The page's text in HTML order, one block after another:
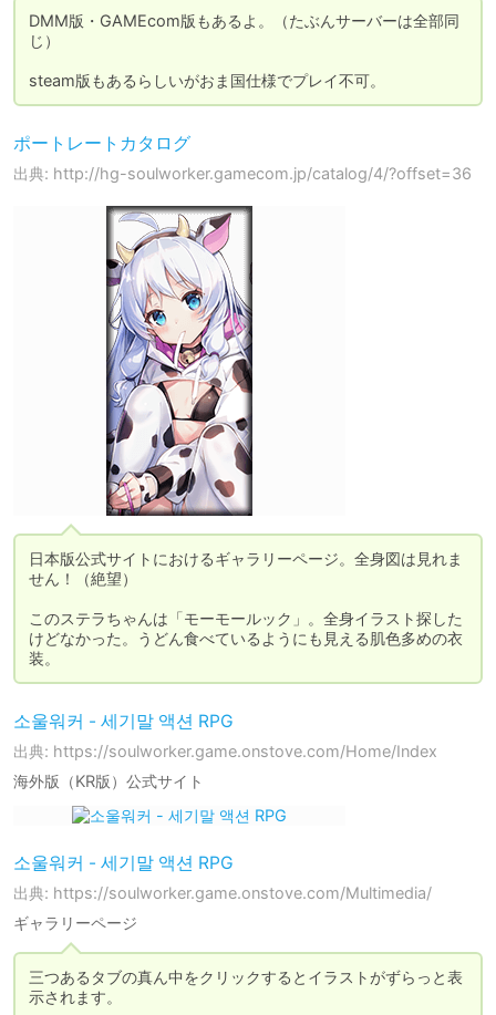
DMM版・GAMEcom版もあるよ。（たぶんサーバーは全部同
じ）
steam版もあるらしいがおま国仕様でプレイ不可。
ポートレートカタログ
出典: http://hg-soulworker.gamecom.jp/catalog/4/?offset=36
日本版公式サイトにおけるギャラリーページ。全身図は見れま
せん！（絶望）
このステラちゃんは「モーモールック」。全身イラスト探した
けどなかった。うどん食べているようにも見える肌色多めの衣
소울워커 - 세기말 액션 RPG
出典: https://soulworker.game.onstove.com/Home/Index
海外版（KR版）公式サイト
소울워커 - 세기말 액션 RPG
出典: https://soulworker.game.onstove.com/Multimedia/
ギャラリーページ
三つあるタブの真ん中をクリックするとイラストがずらっと表